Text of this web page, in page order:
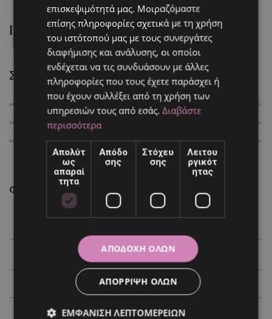
Instagram Feed
Συλλογή
Φόρμα Επικοινωνίας
επισκεψιμότητά μας. Μοιραζόμαστε
επίσης πληροφορίες σχετικά με τη χρήση
του ιστότοπού μας με τους συνεργάτες
διαφήμισης και ανάλυσης, οι οποίοι
ενδέχεται να τις συνδυάσουν με άλλες
πληροφορίες που τους έχετε παράσχει ή
που έχουν συλλέξει από τη χρήση των
υπηρεσιών τους από εσάς.Διαβάστε
περισσότερα
Απολύτ
ως
απαραί
τητα
Απόδο
σης
Στόχευ
σης
Λειτου
ργικότ
ητας
ΑΠΟΔΟΧΉ ΌΛΩΝ
ΑΠΌΡΡΙΨΗ ΌΛΩΝ
ΕΜΦΆΝΙΣΗ ΛΕΠΤΟΜΕΡΕΙΏΝ